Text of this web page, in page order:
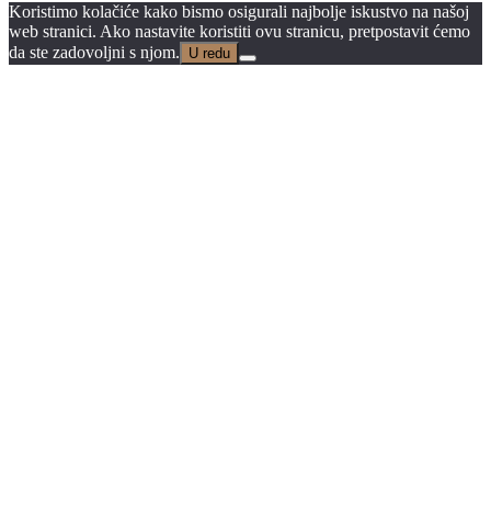
Koristimo kolačiće kako bismo osigurali najbolje iskustvo na našoj
web stranici. Ako nastavite koristiti ovu stranicu, pretpostavit ćemo
da ste zadovoljni s njom.
U redu